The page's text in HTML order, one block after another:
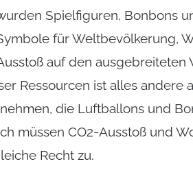
Spielfiguren, Bonbons
für Weltbevölkerung,
auf den ausgebreiteten
Ressourcen ist alles andere
die Luftballons und
müssen CO2-Ausstoß und
Recht zu.